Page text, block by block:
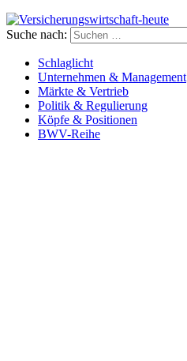
Versicherungswirtschaft-heute
Suche nach:
Schlaglicht
Unternehmen & Management
Märkte & Vertrieb
Politik & Regulierung
Köpfe & Positionen
BWV-Reihe